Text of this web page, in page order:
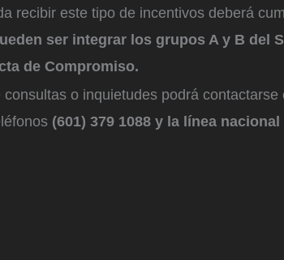
recibir este tipo de incentivos deberá
ser integrar los grupos A y B del
de Compromiso.
o inquietudes podrá contactarse
(601) 379 1088 y la línea